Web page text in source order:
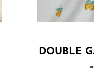
DOUBLE